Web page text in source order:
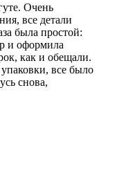
Очень
все детали
была простой:
и оформила
как и обещали.
все было
снова,